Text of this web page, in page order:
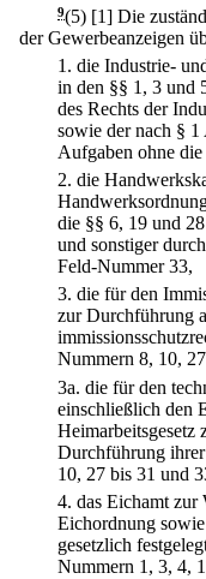
9(5) [1] Die
der Gewerbeanzeigen
1. die Industrie-
in den §§ 1, 3 und
des Rechts der
sowie der nach § 1
Aufgaben ohne
2. die
die §§ 6, 19 und
und sonstiger
Feld-Nummer 33,
3. die für den
zur Durchführung
Nummern 8, 10,
3a. die für den
einschließlich den
Heimarbeitsgesetz
Durchführung
10, 27 bis 31 und
4. das Eichamt zur
Eichordnung
gesetzlich
Nummern 1, 3, 4,